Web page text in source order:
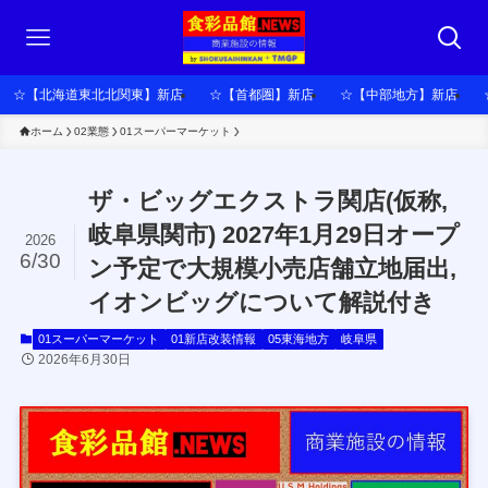
☆【北海道東北北関東】新店 ☆【首都圏】新店 ☆【中部地方】新店
ホーム 02業態 01スーパーマーケット
ザ・ビッグエクストラ関店(仮称,
岐阜県関市) 2027年1月29日オープ
ン予定で大規模小売店舗立地届出,
イオンビッグについて解説付き
2026
6/30
01スーパーマーケット 01新店改装情報 05東海地方 岐阜県
2026年6月30日